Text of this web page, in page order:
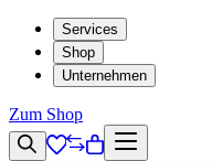
Services
Shop
Unternehmen
Zum Shop